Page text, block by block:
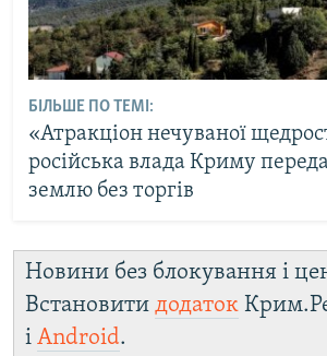
БІЛЬШЕ ПО ТЕМІ:
«Атракціон нечуваної
російська влада Криму
землю без торгів
Новини без блокування і
Встановити додаток
і Android.